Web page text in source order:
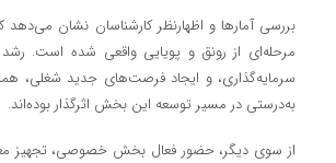
بررسی آمارها و اظهارنظر کارشناسان نشان
مرحله‌ای از رونق و پویایی واقعی شده است.
سرمایه‌گذاری، و ایجاد فرصت‌های جدید شغلی،
به‌درستی در مسیر توسعه این بخش اثرگذار بوده‌اند.
از سوی دیگر، حضور فعال بخش خصوصی، تجهیز